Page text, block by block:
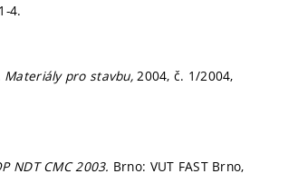
4.
Materiály pro stavbu,2004, č. 1/2004,
NDT CMC 2003. Brno: VUT FAST Brno,